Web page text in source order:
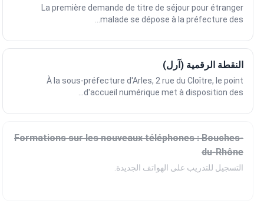
La première demande de titre de séjour pour étranger
malade se dépose à la préfecture des...
النقطة الرقمية (آرل)
À la sous-préfecture d'Arles, 2 rue du Cloître, le point
d'accueil numérique met à disposition des...
Formations sur les nouveaux téléphones : Bouches-
du-Rhône
التسجيل للتدريب على الهواتف الجديدة.